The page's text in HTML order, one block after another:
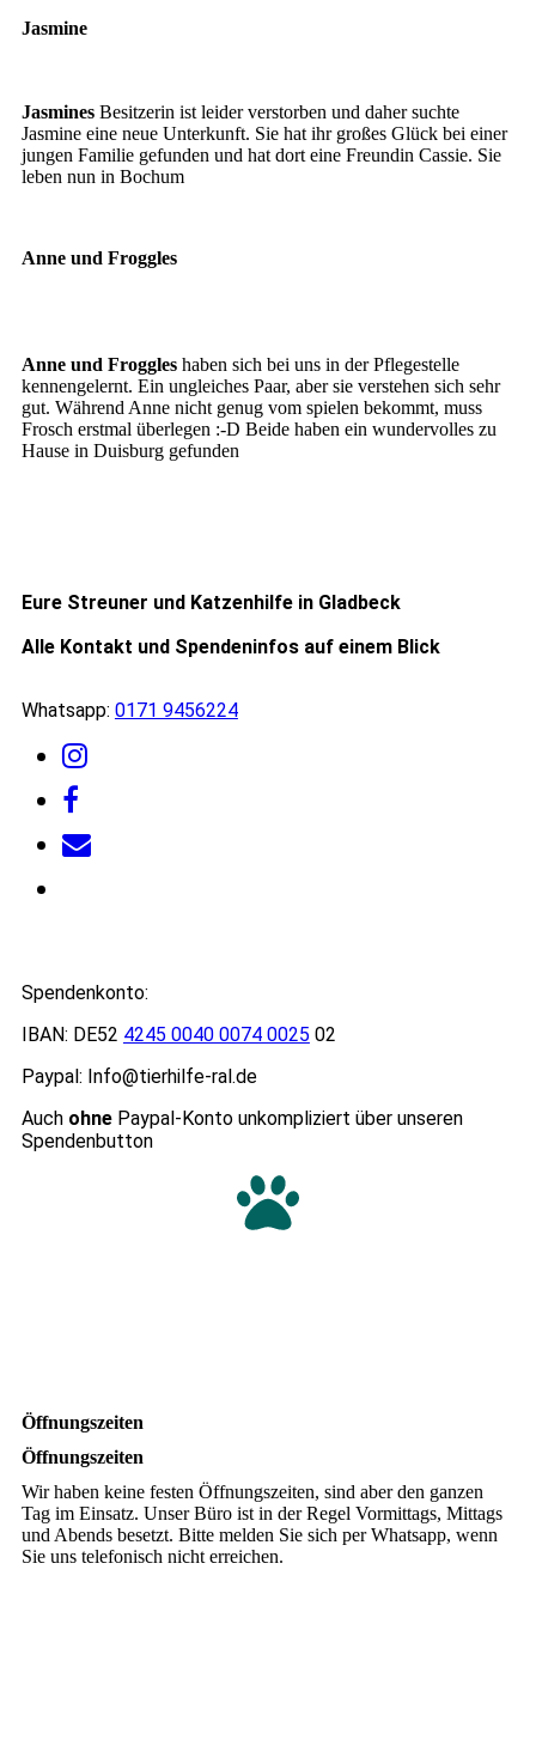
Jasmine
Jasmines Besitzerin ist leider verstorben und daher suchte
Jasmine eine neue Unterkunft. Sie hat ihr großes Glück bei einer
jungen Familie gefunden und hat dort eine Freundin Cassie. Sie
leben nun in Bochum
Anne und Froggles
Anne und Froggleshaben sich bei uns in der Pflegestelle
kennengelernt. Ein ungleiches Paar, aber sie verstehen sich sehr
gut. Während Anne nicht genug vom spielen bekommt, muss
Frosch erstmal überlegen :-D Beide haben ein wundervolles zu
Hause in Duisburg gefunden
Eure Streuner und Katzenhilfe in Gladbeck
Alle Kontakt und Spendeninfos auf einem Blick
Whatsapp: 0171 9456224
Spendenkonto:
IBAN: DE52 4245 0040 0074 0025 02
Paypal: Info@tierhilfe-ral.de
Auch ohnePaypal-Konto unkompliziert über unseren
Spendenbutton
Öffnungszeiten
Öffnungszeiten
Wir haben keine festen Öffnungszeiten, sind aber den ganzen
Tag im Einsatz. Unser Büro ist in der Regel Vormittags, Mittags
und Abends besetzt. Bitte melden Sie sich per Whatsapp, wenn
Sie uns telefonisch nicht erreichen.